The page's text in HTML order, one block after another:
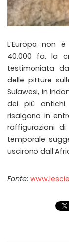
L’Europa non
40.000 fa, la
testimoniata
delle pitture
Sulawesi, in
dei più
risalgono in
raffigurazioni
temporale
uscirono
Fonte: